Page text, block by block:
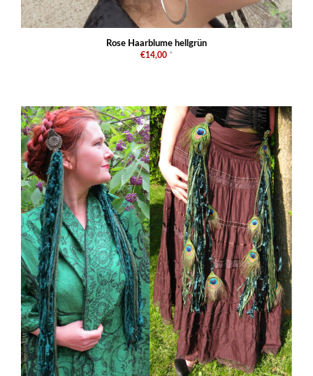
Rose Haarblume hellgrün
€14,00 *